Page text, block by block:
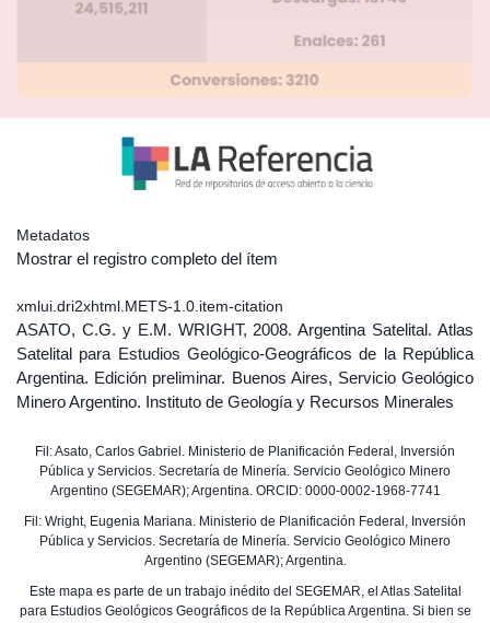
Metadatos
Mostrar el registro completo del ítem
xmlui.dri2xhtml.METS-1.0.item-citation
ASATO, C.G. y E.M. WRIGHT, 2008. Argentina Satelital. Atlas
Satelital para Estudios Geológico-Geográficos de la República
Argentina. Edición preliminar. Buenos Aires, Servicio Geológico
Minero Argentino. Instituto de Geología y Recursos Minerales
Fil: Asato, Carlos Gabriel. Ministerio de Planificación Federal, Inversión
Pública y Servicios. Secretaría de Minería. Servicio Geológico Minero
Argentino (SEGEMAR); Argentina. ORCID: 0000-0002-1968-7741
Fil: Wright, Eugenia Mariana. Ministerio de Planificación Federal, Inversión
Pública y Servicios. Secretaría de Minería. Servicio Geológico Minero
Argentino (SEGEMAR); Argentina.
Este mapa es parte de un trabajo inédito del SEGEMAR, el Atlas Satelital
para Estudios Geológicos Geográficos de la República Argentina. Si bien se